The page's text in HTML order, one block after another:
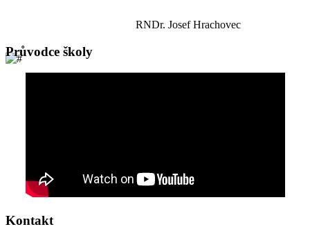
RNDr. Josef Hrachovec
Průvodce školy
Kontakt